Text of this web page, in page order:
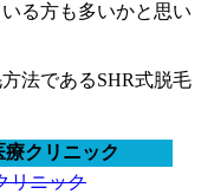
る方も多いかと思い
法であるSHR式脱毛
療クリニック
リニック